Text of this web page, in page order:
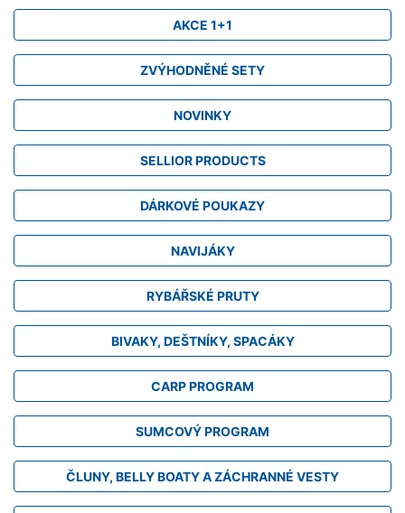
AKCE 1+1
ZVÝHODNĚNÉ SETY
NOVINKY
SELLIOR PRODUCTS
DÁRKOVÉ POUKAZY
NAVIJÁKY
RYBÁŘSKÉ PRUTY
BIVAKY, DEŠTNÍKY, SPACÁKY
CARP PROGRAM
SUMCOVÝ PROGRAM
ČLUNY, BELLY BOATY A ZÁCHRANNÉ VESTY